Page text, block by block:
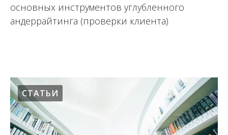
основных инструментов углубленного
андеррайтинга (проверки клиента)
СТАТЬИ